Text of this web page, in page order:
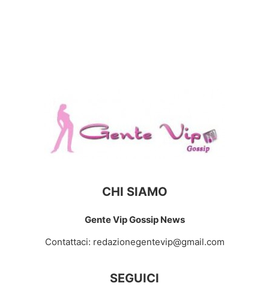
CHI SIAMO
Gente Vip Gossip News
Contattaci: redazionegentevip@gmail.com
SEGUICI